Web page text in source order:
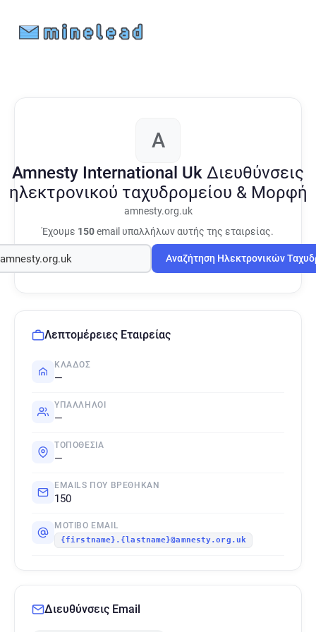
A
Amnesty International Uk Διευθύνσεις
ηλεκτρονικού ταχυδρομείου & Μορφή
amnesty.org.uk
Έχουμε 150email υπαλλήλων αυτής της εταιρείας.
Αναζήτηση Ηλεκτρονικών
Λεπτομέρειες Εταιρείας
ΚΛΆΔΟΣ
—
ΥΠΆΛΛΗΛΟΙ
—
ΤΟΠΟΘΕΣΊΑ
—
EMAILS ΠΟΥ ΒΡΈΘΗΚΑΝ
150
ΜΟΤΊΒΟ EMAIL
{firstname}.{lastname}@amnesty.org.uk
Διευθύνσεις Email